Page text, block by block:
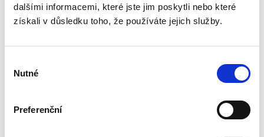
dalšími informacemi, které jste jim poskytli nebo které
získali v důsledku toho, že používáte jejich služby.
souhlasu
Nutné
Preferenční
bezpečnosti a její
meze